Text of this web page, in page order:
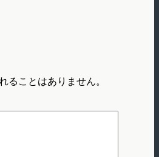
ることはありません。